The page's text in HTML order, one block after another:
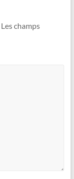
Les champs